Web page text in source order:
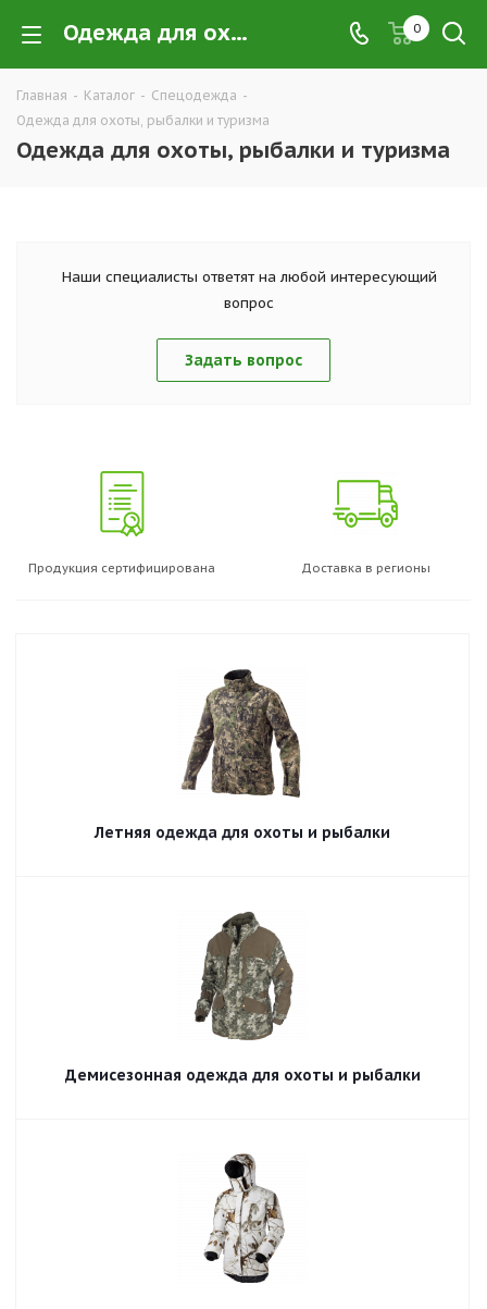
Одежда для охоты, рыбалки и туризма в Екатеринбурге купить недорого оптом и в розницу — интернет-магазин экипировки и одежды для охоты, рыбалки и туризма от производителя | Компания ТД УРАЛСИЗ 0
Главная - Каталог - Спецодежда -
Одежда для охоты, рыбалки и туризма
Одежда для охоты, рыбалки и туризма
Наши специалисты ответят на любой интересующий
вопрос
Задать вопрос
Продукция сертифицирована Доставка в регионы
Летняя одежда для охоты и рыбалки
Демисезонная одежда для охоты и рыбалки